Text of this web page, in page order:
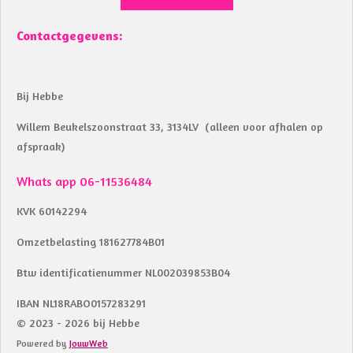
Contactgegevens:
Bij Hebbe
Willem Beukelszoonstraat 33, 3134LV (alleen voor afhalen op
afspraak)
Whats app 06-11536484
KVK 60142294
Omzetbelasting 181627784B01
Btw identificatienummer NL002039853B04
IBAN NL18RABO0157283291
© 2023 - 2026 bij Hebbe
Powered by JouwWeb